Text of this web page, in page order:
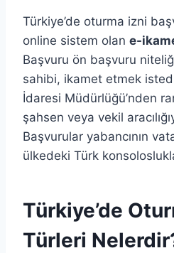
Türkiye’de oturma izni
online sistem olan e-
Başvuru ön başvuru
sahibi, ikamet etmek
İdaresi Müdürlüğü’nden
şahsen veya vekil
Başvurular yabancının
ülkedeki Türk
Türkiye’de
Türleri